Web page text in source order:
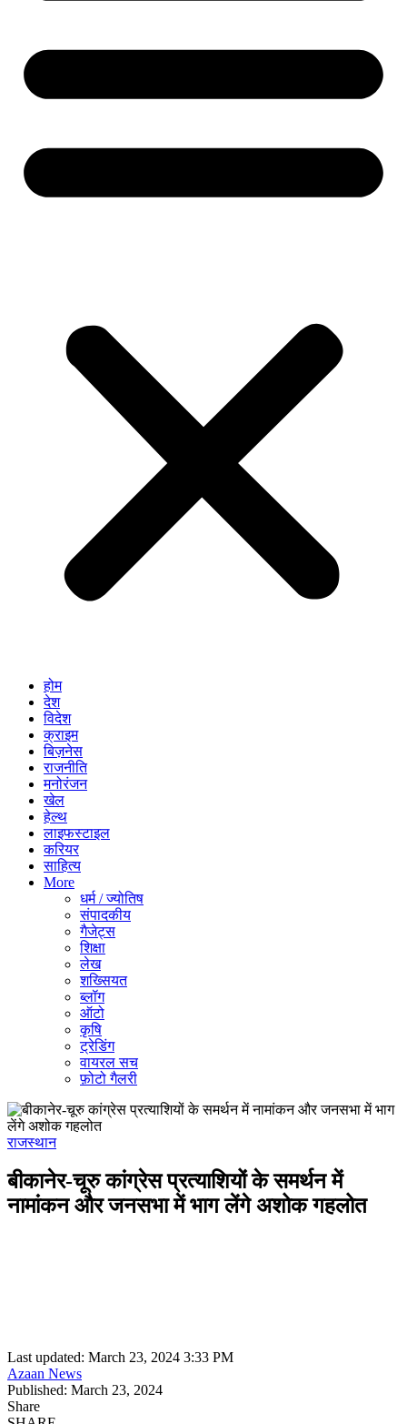
होम
देश
विदेश
क्राइम
बिज़नेस
राजनीति
मनोरंजन
खेल
हेल्थ
लाइफस्टाइल
करियर
साहित्य
More
धर्म / ज्योतिष
संपादकीय
गैजेट्स
शिक्षा
लेख
शख्सियत
ब्लॉग
ऑटो
कृषि
ट्रेडिंग
वायरल सच
फ़ोटो गैलरी
राजस्थान
बीकानेर-चूरु कांग्रेस प्रत्याशियों के समर्थन में
नामांकन और जनसभा में भाग लेंगे अशोक गहलोत
Last updated: March 23, 2024 3:33 PM
Azaan News
Published: March 23, 2024
Share